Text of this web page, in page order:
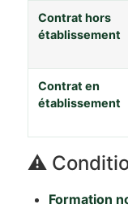
Contrat hors
établissement
Contrat en
établissement
⚠️
Formation